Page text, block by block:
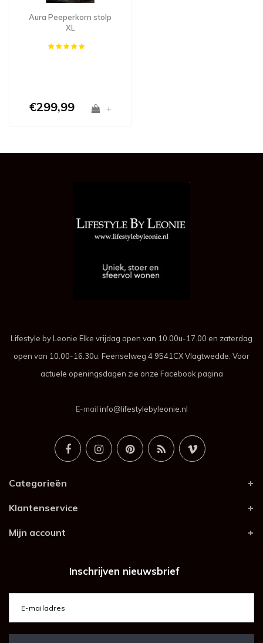
Aura Peeperkorn stolp
XL
€299,99 +
Lifestyle by Leonie Elke vrijdag open van 10.00u-17.00 en zaterdag
open van 10.00-16.30u. Feenselweg 4 9541CX Vlagtwedde. Voor
actuele openingsdagen zie onze Facebook pagina
E-mail info@lifestylebyleonie.nl
Categorieën
Klantenservice
Mijn account
Inschrijven nieuwsbrief